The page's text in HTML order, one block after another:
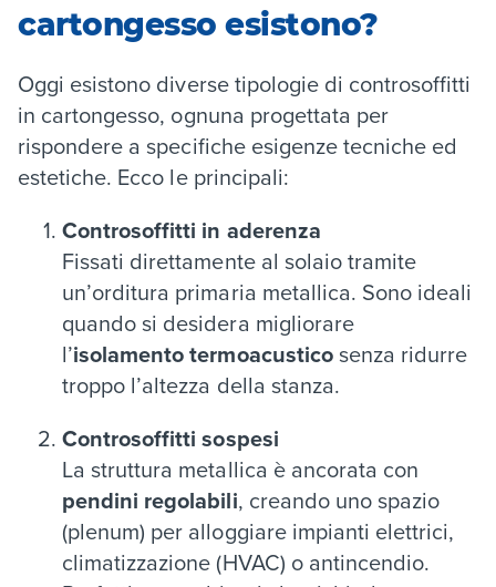
cartongesso esistono?
Oggi esistono diverse tipologie di controsoffitti
in cartongesso, ognuna progettata per
rispondere a specifiche esigenze tecniche ed
estetiche. Ecco le principali:
Controsoffitti in aderenza
Fissati direttamente al solaio tramite
un’orditura primaria metallica. Sono ideali
quando si desidera migliorare
l’isolamento termoacusticosenza ridurre
troppo l’altezza della stanza.
Controsoffitti sospesi
La struttura metallica è ancorata con
pendini regolabili, creando uno spazio
(plenum) per alloggiare impianti elettrici,
climatizzazione (HVAC) o antincendio.